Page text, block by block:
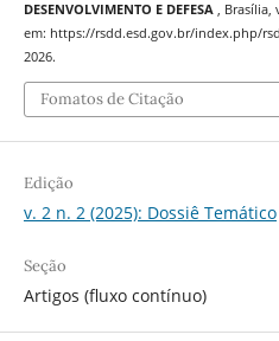
DESENVOLVIMENTO E DEFESA , Brasília,
em: https://rsdd.esd.gov.br/index.php/
2026.
Fomatos de Citação
Edição
v. 2 n. 2 (2025): Dossiê Temático
Seção
Artigos (fluxo contínuo)